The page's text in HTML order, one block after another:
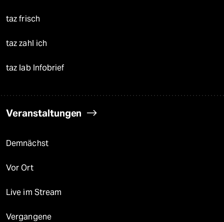
taz frisch
taz zahl ich
taz lab Infobrief
Veranstaltungen
Demnächst
Vor Ort
Live im Stream
Vergangene